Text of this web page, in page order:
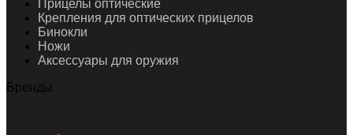
Прицелы оптические
Крепления для оптических прицелов
Бинокли
Ножи
Аксессуары для оружия
Бренды